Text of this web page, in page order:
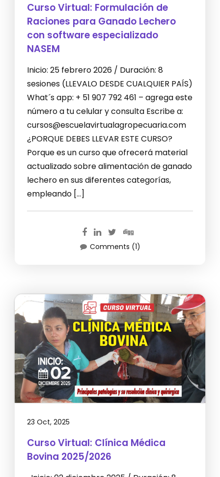
Curso Virtual: Formulación de
Raciones para Ganado Lechero
con software especializado
NASEM
Inicio: 25 febrero 2026 / Duración: 8
sesiones (LLEVALO DESDE CUALQUIER PAÍS)
What´s app: + 51 907 792 461 – agrega este
número a tu celular y consulta Escribe a:
cursos@escuelavirtualagropecuaria.com
¿PORQUE DEBES LLEVAR ESTE CURSO?
Porque es un curso que ofrecerá material
actualizado sobre alimentación de ganado
lechero en sus diferentes categorías,
empleando […]
Comments (1)
23 Oct, 2025
Curso Virtual: Clínica Médica
Bovina 2025/2026